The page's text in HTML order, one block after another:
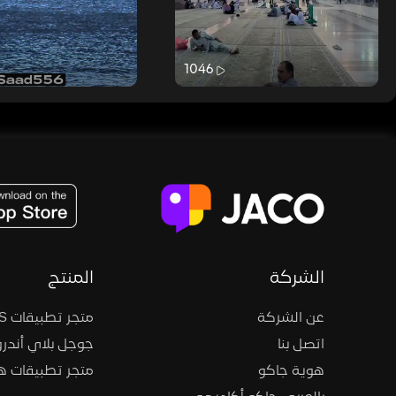
1046
الشركة
عن الشركة
اتصل بنا
هوية جاكو
المنتج
متجر تطبيقات iOS
جوجل بلاي
متجر تطبيقات